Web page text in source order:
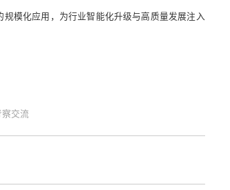
模化应用，为行业智能化升级与高质量发展注入
交流